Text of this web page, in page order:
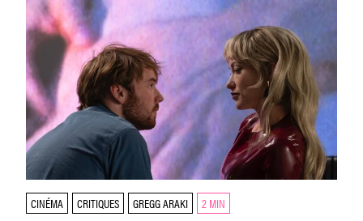
CINÉMA CRITIQUES GREGG ARAKI 2 MIN